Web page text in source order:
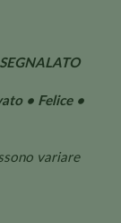
• Felice •
variare